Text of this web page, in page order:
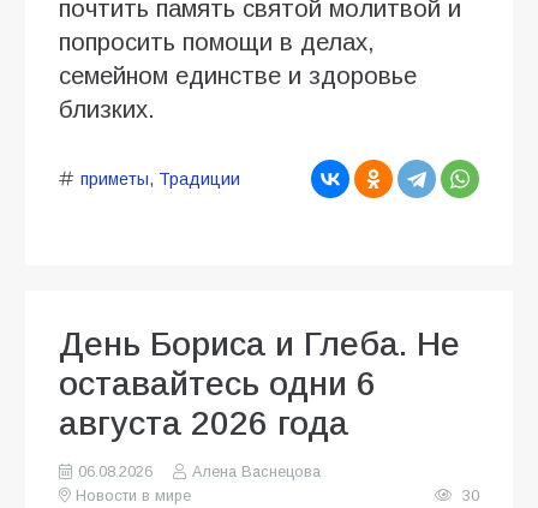
почтить память святой молитвой и
попросить помощи в делах,
семейном единстве и здоровье
близких.
приметы, Традиции
День Бориса и Глеба. Не
оставайтесь одни 6
августа 2026 года
06.08.2026
Алена Васнецова
Новости в мире
30